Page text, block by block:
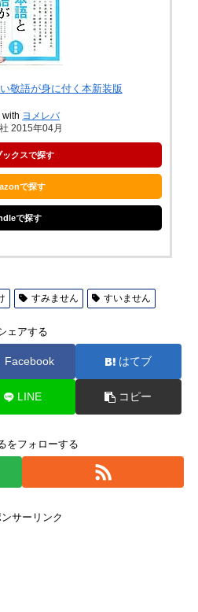
敬語が身に付く本新装版
with ヨメレバ
2015年04月
ックスで探す
で探す
で探す
すみません すいません
ェアする
Facebook はてブ
LINE コピー
をフォローする
ンサーリンク